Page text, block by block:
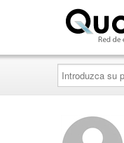
Introduzca
su
pregunta
aquí...